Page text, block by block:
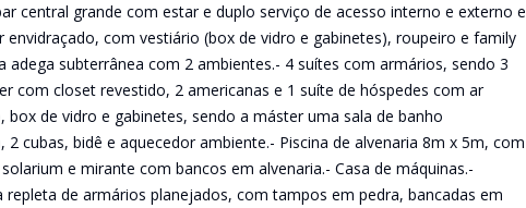
central grande com estar e duplo serviço de acesso interno e externo e
com vestiário (box de vidro e gabinetes), roupeiro e family
adega subterrânea com 2 ambientes.- 4 suítes com armários, sendo 3
com closet revestido, 2 americanas e 1 suíte de hóspedes com ar
de vidro e gabinetes, sendo a máster uma sala de banho
cubas, bidê e aquecedor ambiente.- Piscina de alvenaria 8m x 5m, com
e mirante com bancos em alvenaria.- Casa de máquinas.-
repleta de armários planejados, com tampos em pedra, bancadas em